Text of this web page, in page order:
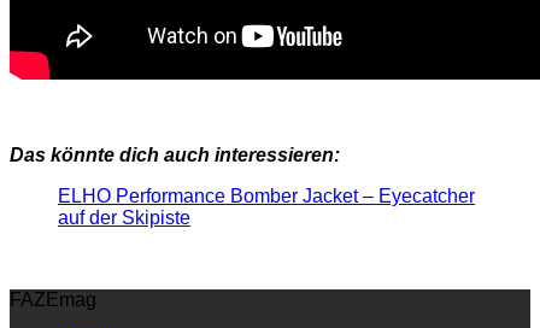
Das könnte dich auch interessieren:
ELHO Performance Bomber Jacket – Eyecatcher
auf der Skipiste
FAZEmag